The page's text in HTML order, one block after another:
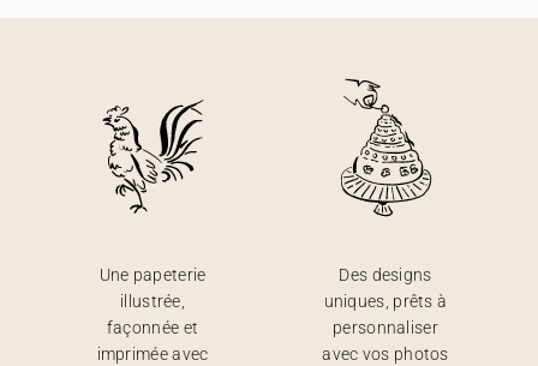
Une papeterie
illustrée,
façonnée et
imprimée avec
Des designs
uniques, prêts à
personnaliser
avec vos photos